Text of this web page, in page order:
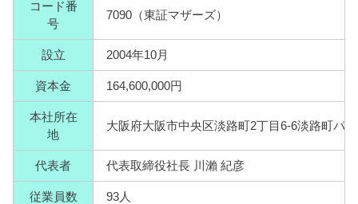
コード番
号
7090（東証マザーズ）
設立 2004年10月
資本金 164,600,000円
本社所在
地
大阪府大阪市中央区淡路町2丁目6-6淡路町パ
代表者 代表取締役社長 川瀨 紀彦
従業員数 93人